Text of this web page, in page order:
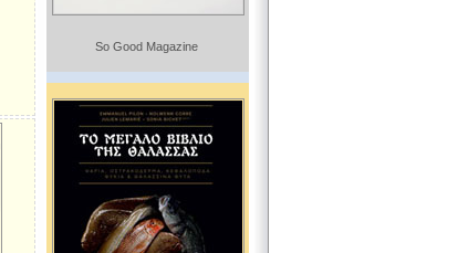
So Good Magazine